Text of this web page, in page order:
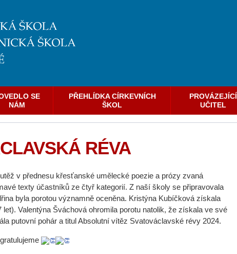
RÉVA
v přednesu křesťanské umělecké poezie a prózy zvaná
texty účastníků ze čtyř kategorií. Z naší školy se připravovala
byla porotou významně oceněna. Kristýna Kubíčková získala
Valentýna Šváchová ohromila porotu natolik, že získala ve své
putovní pohár a titul Absolutní vítěz Svatováclavské révy 2024.
SE
NÁM
PŘEHLÍDKA CÍRKEVNÍCH
ŠKOL
PROVÁZEJÍCÍ
UČITEL